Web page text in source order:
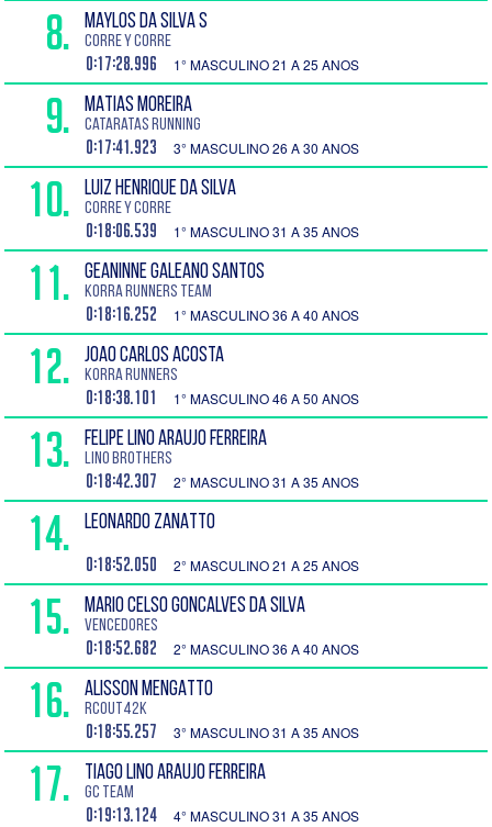
8. MAYLOS DA SILVA S
Corre y corre
0:17:28.996 1° MASCULINO 21 A 25 ANOS
9. MATIAS MOREIRA
Cataratas Running
0:17:41.923 3° MASCULINO 26 A 30 ANOS
10. LUIZ HENRIQUE DA SILVA
Corre y corre
0:18:06.539 1° MASCULINO 31 A 35 ANOS
11. GEANINNE GALEANO SANTOS
Korra Runners TEAM
0:18:16.252 1° MASCULINO 36 A 40 ANOS
12. JOAO CARLOS ACOSTA
Korra Runners
0:18:38.101 1° MASCULINO 46 A 50 ANOS
13. FELIPE LINO ARAUJO FERREIRA
Lino Brothers
0:18:42.307 2° MASCULINO 31 A 35 ANOS
14. LEONARDO ZANATTO
0:18:52.050 2° MASCULINO 21 A 25 ANOS
15. MARIO CELSO GONCALVES DA SILVA
Vencedores
0:18:52.682 2° MASCULINO 36 A 40 ANOS
16. ALISSON MENGATTO
RCOUT42K
0:18:55.257 3° MASCULINO 31 A 35 ANOS
17. TIAGO LINO ARAUJO FERREIRA
GC Team
0:19:13.124 4° MASCULINO 31 A 35 ANOS